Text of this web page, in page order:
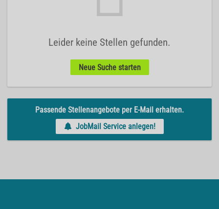
Leider keine Stellen gefunden.
Neue Suche starten
Passende Stellenangebote per E-Mail erhalten.
JobMail Service anlegen!